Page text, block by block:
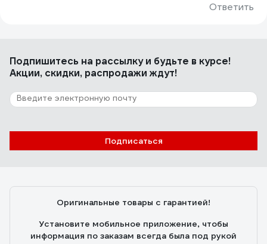
Ответить
Подпишитесь на рассылкуи будьте в курсе!
Акции, скидки, распродажи ждут!
Подписаться
Оригинальные товары с гарантией!
Установите мобильное приложение, чтобы
информация по заказам всегда была под рукой